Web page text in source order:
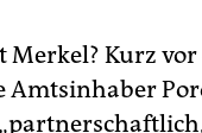
Merkel? Kurz
Amtsinhaber